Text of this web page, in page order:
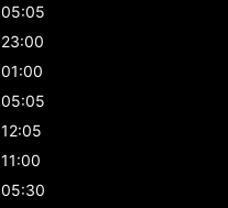
05:05
23:00
01:00
05:05
12:05
11:00
05:30